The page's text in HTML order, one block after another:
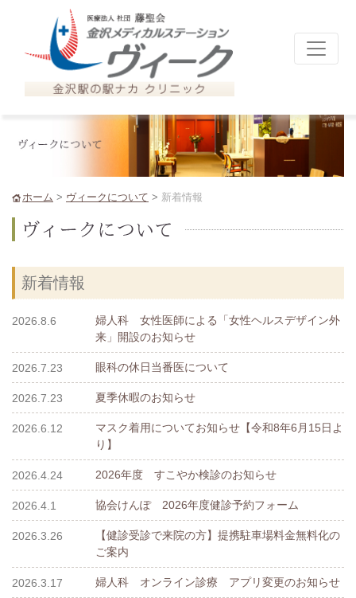
ホーム > ヴィークについて > 新着情報
新着情報
2026.8.6
婦人科 女性医師による「女性ヘルスデザイン外
来」開設のお知らせ
2026.7.23 眼科の休日当番医について
2026.7.23 夏季休暇のお知らせ
2026.6.12
マスク着用についてお知らせ【令和8年6月15日よ
り】
2026.4.24 2026年度 すこやか検診のお知らせ
2026.4.1 協会けんぽ 2026年度健診予約フォーム
2026.3.26
【健診受診で来院の方】提携駐車場料金無料化の
ご案内
2026.3.17 婦人科 オンライン診療 アプリ変更のお知らせ